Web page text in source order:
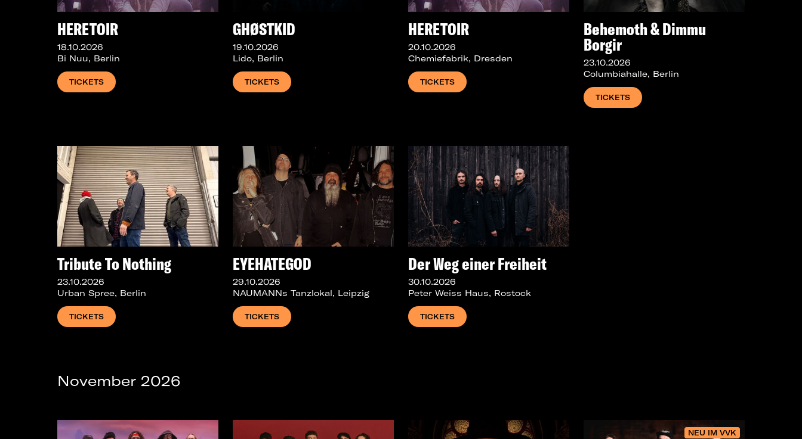
HERETOIR
18.10.2026
Bi Nuu, Berlin
TICKETS
GHØSTKID
19.10.2026
Lido, Berlin
TICKETS
HERETOIR
20.10.2026
Chemiefabrik, Dresden
TICKETS
Behemoth & Dimmu
Borgir
23.10.2026
Columbiahalle, Berlin
TICKETS
Tribute To Nothing
23.10.2026
Urban Spree, Berlin
TICKETS
EYEHATEGOD
29.10.2026
NAUMANNs Tanzlokal, Leipzig
TICKETS
Der Weg einer Freiheit
30.10.2026
Peter Weiss Haus, Rostock
TICKETS
November 2026
NEU IM VVK